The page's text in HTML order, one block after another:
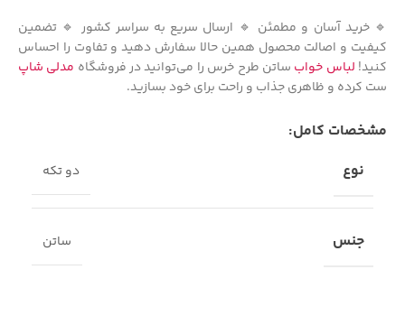
🔹 خرید آسان و مطمئن 🔹 ارسال سریع به سراسر کشور 🔹 تضمین
کیفیت و اصالت محصول همین حالا سفارش دهید و تفاوت را احساس
کنید! لباس خواب ساتن طرح خرس را می‌توانید در فروشگاه مدلی شاپ
ست کرده و ظاهری جذاب و راحت برای خود بسازید.
مشخصات کامل:
نوع
دو تکه
جنس ساتن